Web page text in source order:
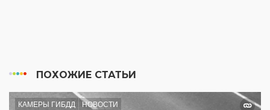
ПОХОЖИЕ СТАТЬИ
КАМЕРЫ ГИБДД НОВОСТИ